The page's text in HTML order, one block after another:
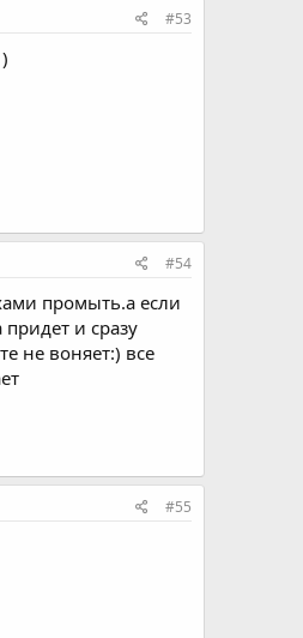
#53
#54
промыть.а если
и сразу
не воняет:) все
#55